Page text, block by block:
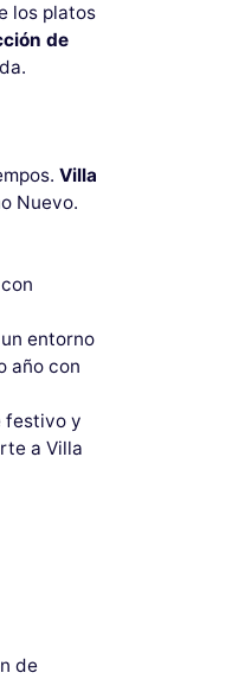
los platos
de
Villa
Nuevo.
entorno
año con
festivo y
a Villa
de